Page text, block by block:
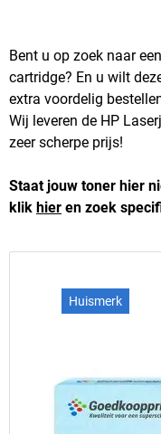
Bent u op zoek naar
cartridge? En u wilt
extra voordelig
Wij leveren de HP
zeer scherpe prijs!
Staat jouw toner hier
klik hier en zoek
Huismerk